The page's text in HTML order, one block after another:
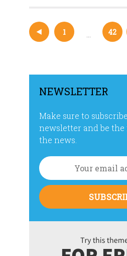
NEWSLETTER
Make sure to
newsletter and be
the news.
Navegación
entradas
1 42